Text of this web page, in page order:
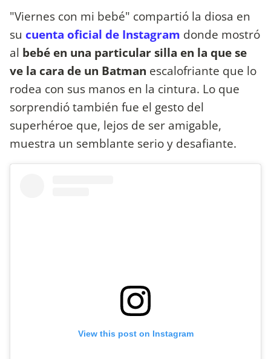
"Viernes con mi bebé" compartió la diosa en
su cuenta oficial de Instagram donde mostró
al bebé en una particular silla en la que se
ve la cara de un Batman escalofriante que lo
rodea con sus manos en la cintura. Lo que
sorprendió también fue el gesto del
superhéroe que, lejos de ser amigable,
muestra un semblante serio y desafiante.
View this post on Instagram